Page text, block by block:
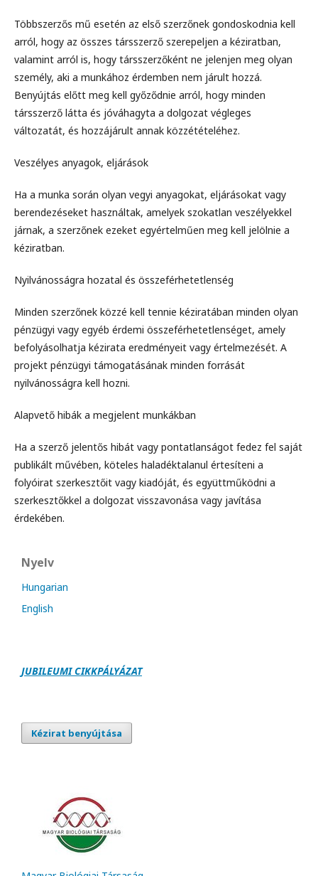
Többszerzős mű esetén az első szerzőnek gondoskodnia kell
arról, hogy az összes társszerző szerepeljen a kéziratban,
valamint arról is, hogy társszerzőként ne jelenjen meg olyan
személy, aki a munkához érdemben nem járult hozzá.
Benyújtás előtt meg kell győződnie arról, hogy minden
társszerző látta és jóváhagyta a dolgozat végleges
változatát, és hozzájárult annak közzétételéhez.
Veszélyes anyagok, eljárások
Ha a munka során olyan vegyi anyagokat, eljárásokat vagy
berendezéseket használtak, amelyek szokatlan veszélyekkel
járnak, a szerzőnek ezeket egyértelműen meg kell jelölnie a
kéziratban.
Nyilvánosságra hozatal és összeférhetetlenség
Minden szerzőnek közzé kell tennie kéziratában minden olyan
pénzügyi vagy egyéb érdemi összeférhetetlenséget, amely
befolyásolhatja kézirata eredményeit vagy értelmezését. A
projekt pénzügyi támogatásának minden forrását
nyilvánosságra kell hozni.
Alapvető hibák a megjelent munkákban
Ha a szerző jelentős hibát vagy pontatlanságot fedez fel saját
publikált művében, köteles haladéktalanul értesíteni a
folyóirat szerkesztőit vagy kiadóját, és együttműködni a
szerkesztőkkel a dolgozat visszavonása vagy javítása
érdekében.
Nyelv
Hungarian
English
JUBILEUMI CIKKPÁLYÁZAT
Kézirat benyújtása